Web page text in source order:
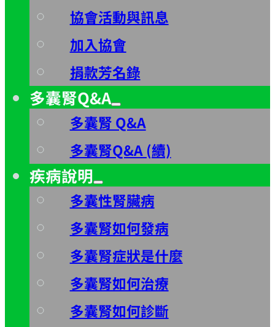
協會活動與訊息
加入協會
捐款芳名錄
多囊腎Q&A
多囊腎 Q&A
多囊腎Q&A (續)
疾病說明
多囊性腎臟病
多囊腎如何發病
多囊腎症狀是什麼
多囊腎如何治療
多囊腎如何診斷